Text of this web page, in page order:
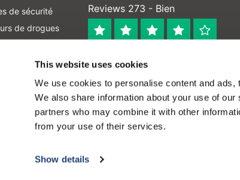
This website uses cookies
We use cookies to personalise content and
We also share information about your use of
partners who may combine it with other
from your use of their services.
Show details
de sécurité
de drogues
Reviews 273 - Bien
kunnen geen rechten verleend
U bent zelf verantwoordelijk voor het